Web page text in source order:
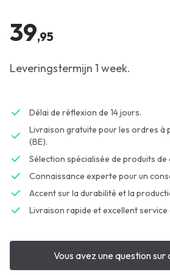
39,95
Leveringstermijn 1 week.
Délai de réflexion de 14 jours.
Livraison gratuite pour les ordres
(BE).
Sélection spécialisée de produits de
Connaissance experte pour un
Accent sur la durabilité et la
Livraison rapide et excellent service
Vous avez une question